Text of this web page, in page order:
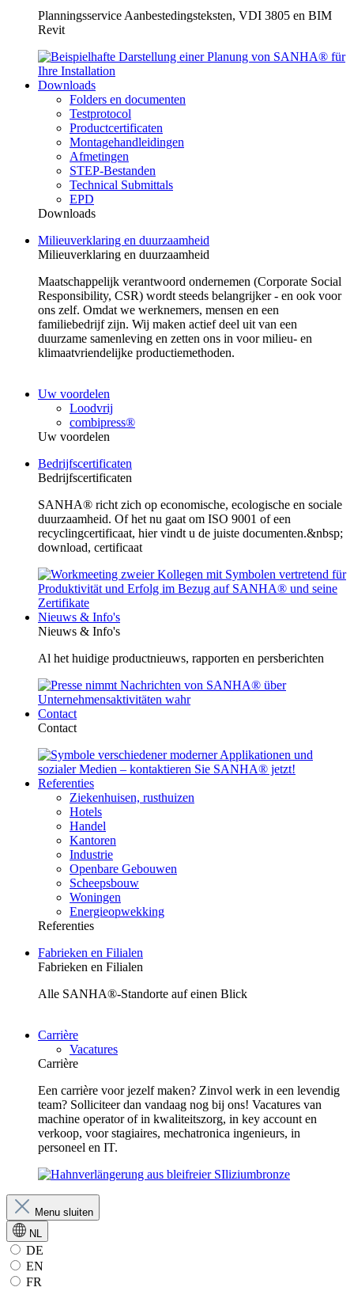
Planningsservice Aanbestedingsteksten, VDI 3805 en BIM
Revit
Downloads
Folders en documenten
Testprotocol
Productcertificaten
Montagehandleidingen
Afmetingen
STEP-Bestanden
Technical Submittals
EPD
Downloads
Milieuverklaring en duurzaamheid
Milieuverklaring en duurzaamheid
Maatschappelijk verantwoord ondernemen (Corporate Social
Responsibility, CSR) wordt steeds belangrijker - en ook voor
ons zelf. Omdat we werknemers, mensen en een
familiebedrijf zijn. Wij maken actief deel uit van een
duurzame samenleving en zetten ons in voor milieu- en
klimaatvriendelijke productiemethoden.
Uw voordelen
Loodvrij
combipress®
Uw voordelen
Bedrijfscertificaten
Bedrijfscertificaten
SANHA® richt zich op economische, ecologische en sociale
duurzaamheid. Of het nu gaat om ISO 9001 of een
recyclingcertificaat, hier vindt u de juiste documenten.&nbsp;
download, certificaat
Nieuws & Info's
Nieuws & Info's
Al het huidige productnieuws, rapporten en persberichten
Contact
Contact
Referenties
Ziekenhuisen, rusthuizen
Hotels
Handel
Kantoren
Industrie
Openbare Gebouwen
Scheepsbouw
Woningen
Energieopwekking
Referenties
Fabrieken en Filialen
Fabrieken en Filialen
Alle SANHA®-Standorte auf einen Blick
Carrière
Vacatures
Carrière
Een carrière voor jezelf maken? Zinvol werk in een levendig
team? Solliciteer dan vandaag nog bij ons! Vacatures van
machine operator of in kwaliteitszorg, in key account en
verkoop, voor stagiaires, mechatronica ingenieurs, in
personeel en IT.
Menu sluiten
NL
DE
EN
FR